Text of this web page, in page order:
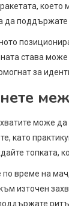
да поддържате
става
за
може
като
топката,
по време на
източен